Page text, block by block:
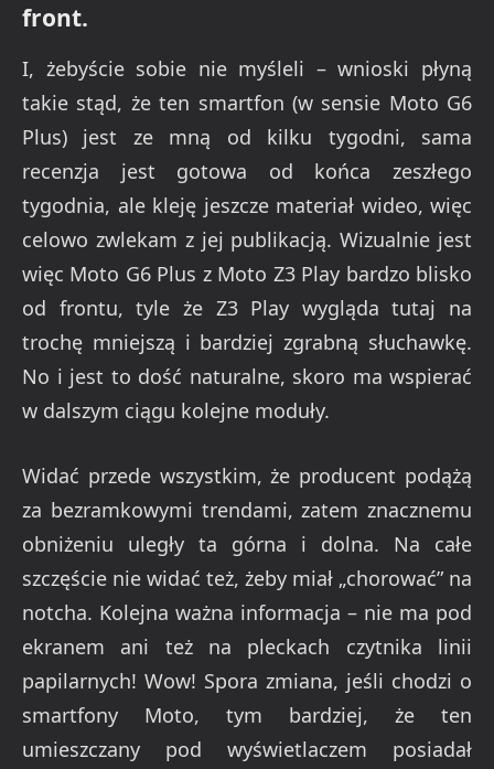
front.
I, żebyście sobie nie myśleli – wnioski płyną
takie stąd, że ten smartfon (w sensie Moto G6
Plus) jest ze mną od kilku tygodni, sama
recenzja jest gotowa od końca zeszłego
tygodnia, ale kleję jeszcze materiał wideo, więc
celowo zwlekam z jej publikacją. Wizualnie jest
więc Moto G6 Plus z Moto Z3 Play bardzo blisko
od frontu, tyle że Z3 Play wygląda tutaj na
trochę mniejszą i bardziej zgrabną słuchawkę.
No i jest to dość naturalne, skoro ma wspierać
w dalszym ciągu kolejne moduły.
Widać przede wszystkim, że producent podążą
za bezramkowymi trendami, zatem znacznemu
obniżeniu uległy ta górna i dolna. Na całe
szczęście nie widać też, żeby miał „chorować” na
notcha. Kolejna ważna informacja – nie ma pod
ekranem ani też na pleckach czytnika linii
papilarnych! Wow! Spora zmiana, jeśli chodzi o
smartfony Moto, tym bardziej, że ten
umieszczany pod wyświetlaczem posiadał